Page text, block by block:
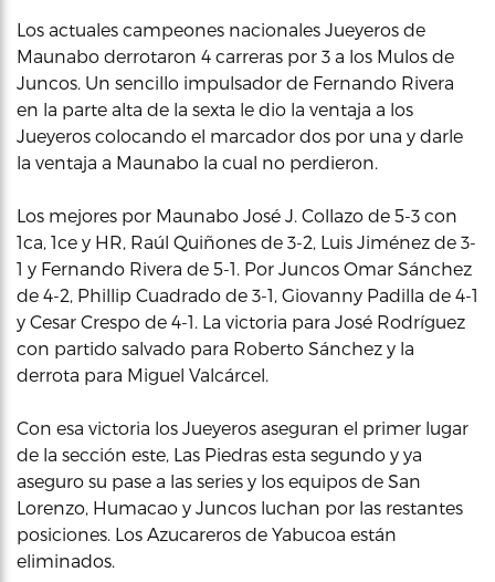
Los actuales campeones nacionales Jueyeros de
Maunabo derrotaron 4 carreras por 3 a los Mulos de
Juncos. Un sencillo impulsador de Fernando Rivera
en la parte alta de la sexta le dio la ventaja a los
Jueyeros colocando el marcador dos por una y darle
la ventaja a Maunabo la cual no perdieron.
Los mejores por Maunabo José J. Collazo de 5-3 con
1ca, 1ce y HR, Raúl Quiñones de 3-2, Luis Jiménez de 3-
1 y Fernando Rivera de 5-1. Por Juncos Omar Sánchez
de 4-2, Phillip Cuadrado de 3-1, Giovanny Padilla de 4-1
y Cesar Crespo de 4-1. La victoria para José Rodríguez
con partido salvado para Roberto Sánchez y la
derrota para Miguel Valcárcel.
Con esa victoria los Jueyeros aseguran el primer lugar
de la sección este, Las Piedras esta segundo y ya
aseguro su pase a las series y los equipos de San
Lorenzo, Humacao y Juncos luchan por las restantes
posiciones. Los Azucareros de Yabucoa están
eliminados.